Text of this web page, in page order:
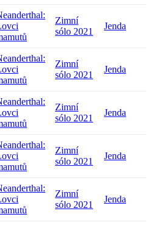
Zimní
sólo 2021
Jenda
Zimní
sólo 2021
Jenda
Zimní
sólo 2021
Jenda
Zimní
sólo 2021
Jenda
Zimní
sólo 2021
Jenda